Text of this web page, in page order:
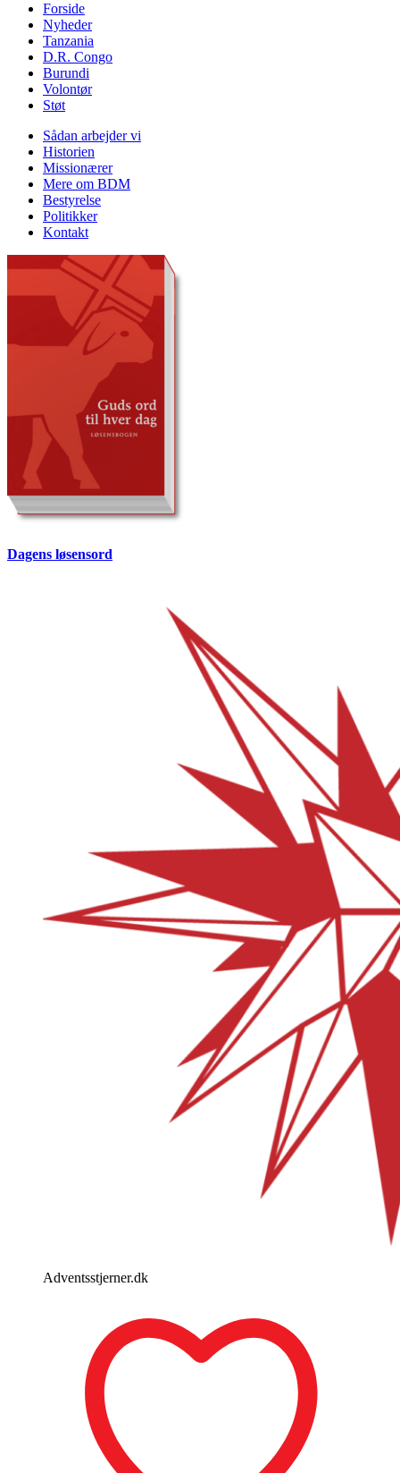
Forside
Nyheder
Tanzania
D.R. Congo
Burundi
Volontør
Støt
Sådan arbejder vi
Historien
Missionærer
Mere om BDM
Bestyrelse
Politikker
Kontakt
Dagens løsensord
Adventsstjerner.dk